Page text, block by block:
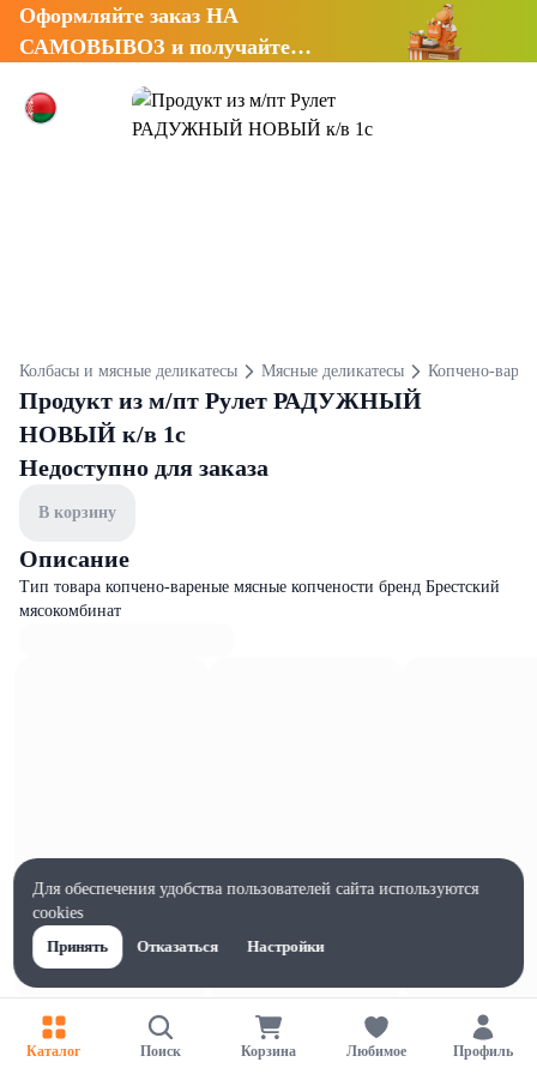
Оформляйте заказ НА
САМОВЫВОЗ и получайте
Колбасы и мясные деликатесы Мясные деликатесы Копчено-
Продукт из м/пт Рулет РАДУЖНЫЙ
НОВЫЙ к/в 1с
Недоступно для заказа
В корзину
Описание
Тип товара копчено-вареные мясные копчености бренд Брестский
мясокомбинат
Характеристики
Ширина, мм
Каталог Поиск Корзина Любимое Профиль
Для обеспечения удобства пользователей сайта используются
cookies
Принять
Отказаться Настройки